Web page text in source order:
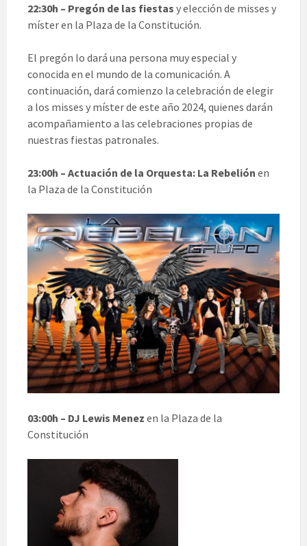
22:30h – Pregón de las fiestas y elección de misses y
míster en la Plaza de la Constitución.
El pregón lo dará una persona muy especial y
conocida en el mundo de la comunicación. A
continuación, dará comienzo la celebración de elegir
a los misses y míster de este año 2024, quienes darán
acompañamiento a las celebraciones propias de
nuestras fiestas patronales.
23:00h – Actuación de la Orquesta: La Rebelión en
la Plaza de la Constitución
03:00h – DJ Lewis Menez en la Plaza de la
Constitución